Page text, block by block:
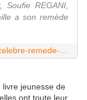
REGANI,
a son remède
livre jeunesse de
ont toute leur